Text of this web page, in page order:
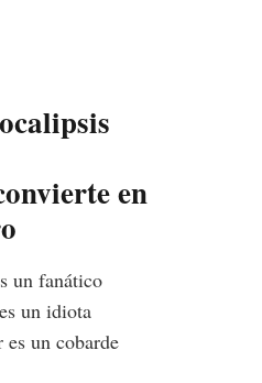
en
un fanático
un idiota
es un cobarde